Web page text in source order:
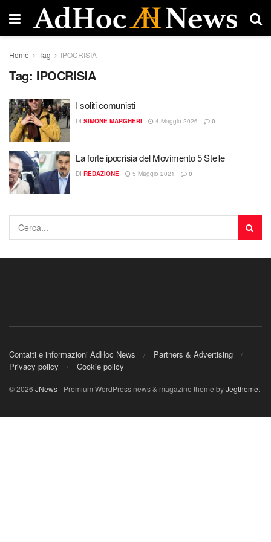
Home Tag IPOCRISIA
Tag: IPOCRISIA
I soliti comunisti
DI SIMONE MARGHERI 4 Maggio 2026 0
La forte ipocrisia del Movimento 5 Stelle
DI REDAZIONE 5 Maggio 2021 0
Contatti e informazioni AdHoc News
Partners & Advertising
Privacy policy
Cookie policy
© 2026 JNews- Premium WordPress news & magazine theme byJegtheme.